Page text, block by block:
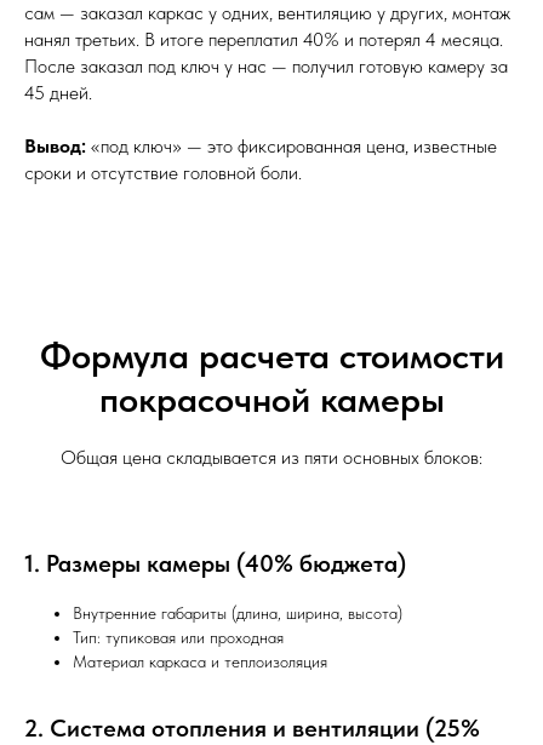
сам — заказал каркас у одних, вентиляцию у других, монтаж
нанял третьих. В итоге переплатил 40% и потерял 4 месяца.
После заказал под ключ у нас — получил готовую камеру за
45 дней.
Вывод: «под ключ» — это фиксированная цена, известные
сроки и отсутствие головной боли.
Формула расчета стоимости
покрасочной камеры
Общая цена складывается из пяти основных блоков:
1. Размеры камеры (40% бюджета)
Внутренние габариты (длина, ширина, высота)
Тип: тупиковая или проходная
Материал каркаса и теплоизоляция
2. Система отопления и вентиляции (25%